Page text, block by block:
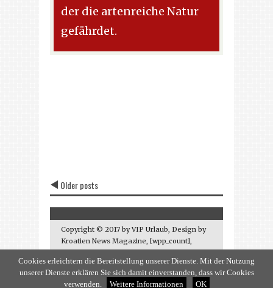
der die artenreiche Natur
gefährdet.
Older posts
Copyright © 2017 by VIP Urlaub, Design by
Kroatien News Magazine, [wpp_count],
Startseite
Über uns
Anmelden
Impressum V
Cookies erleichtern die Bereitstellung unserer Dienste. Mit der Nutzung
unserer Dienste erklären Sie sich damit einverstanden, dass wir Cookies
verwenden.
Weitere Informationen OK